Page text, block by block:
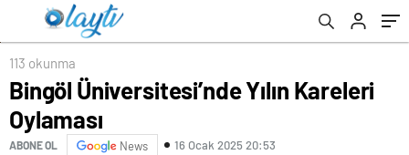
113 okunma
Bingöl Üniversitesi’nde Yılın Kareleri
Oylaması
ABONE OL News 16 Ocak 2025 20:53